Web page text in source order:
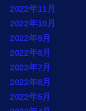
2022年11月
2022年10月
2022年9月
2022年8月
2022年7月
2022年6月
2022年5月